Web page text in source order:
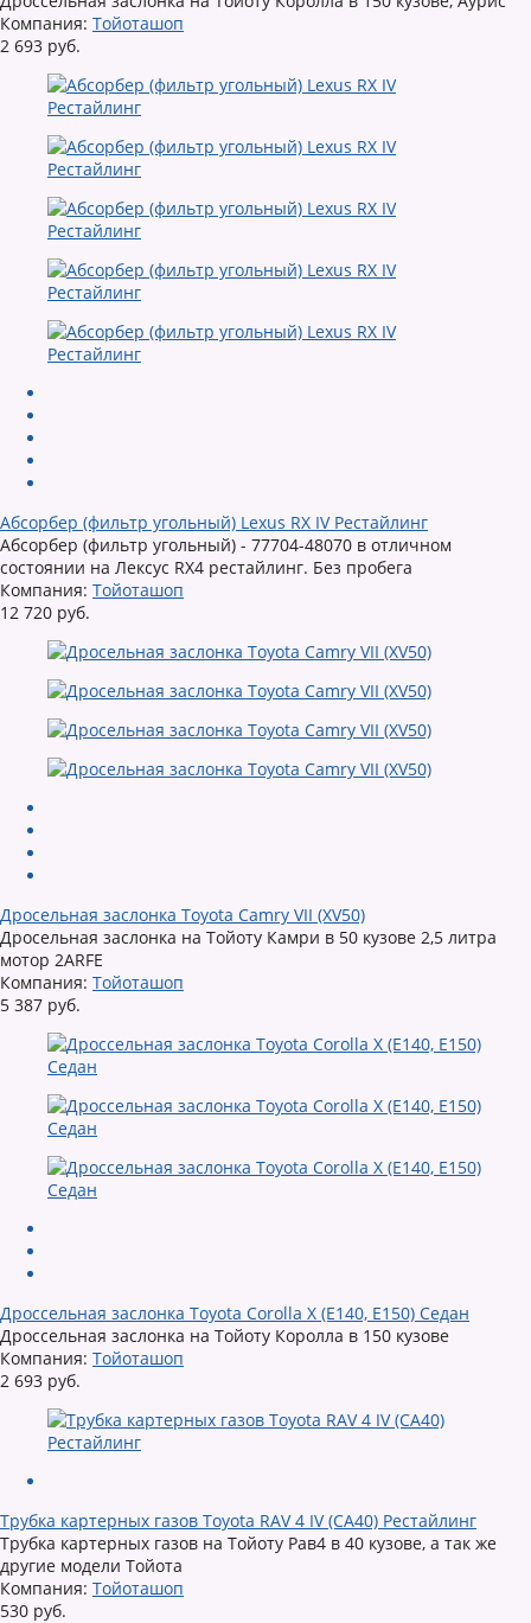
Компания: Тойоташоп
2 693 руб.
Абсорбер (фильтр угольный) Lexus RX IV Рестайлинг
Абсорбер (фильтр угольный) - 77704-48070 в отличном
состоянии на Лексус RX4 рестайлинг. Без пробега
Компания: Тойоташоп
12 720 руб.
Дросельная заслонка Toyota Camry VII (XV50)
Дросельная заслонка на Тойоту Камри в 50 кузове 2,5 литра
мотор 2ARFE
Компания: Тойоташоп
5 387 руб.
Дроссельная заслонка Toyota Corolla X (E140, E150) Седан
Дроссельная заслонка на Тойоту Королла в 150 кузове
Компания: Тойоташоп
2 693 руб.
Трубка картерных газов Toyota RAV 4 IV (CA40) Рестайлинг
Трубка картерных газов на Тойоту Рав4 в 40 кузове, а так же
другие модели Тойота
Компания: Тойоташоп
530 руб.